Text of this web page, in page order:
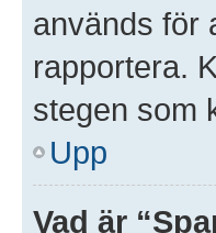
används för
rapportera.
stegen som
Upp
Vad är